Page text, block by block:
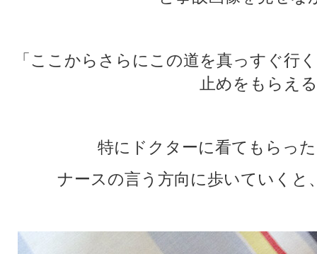
「ここからさらにこの道を真っすぐ行
止めをもらえ
特にドクターに看てもらっ
ナースの言う方向に歩いていくと